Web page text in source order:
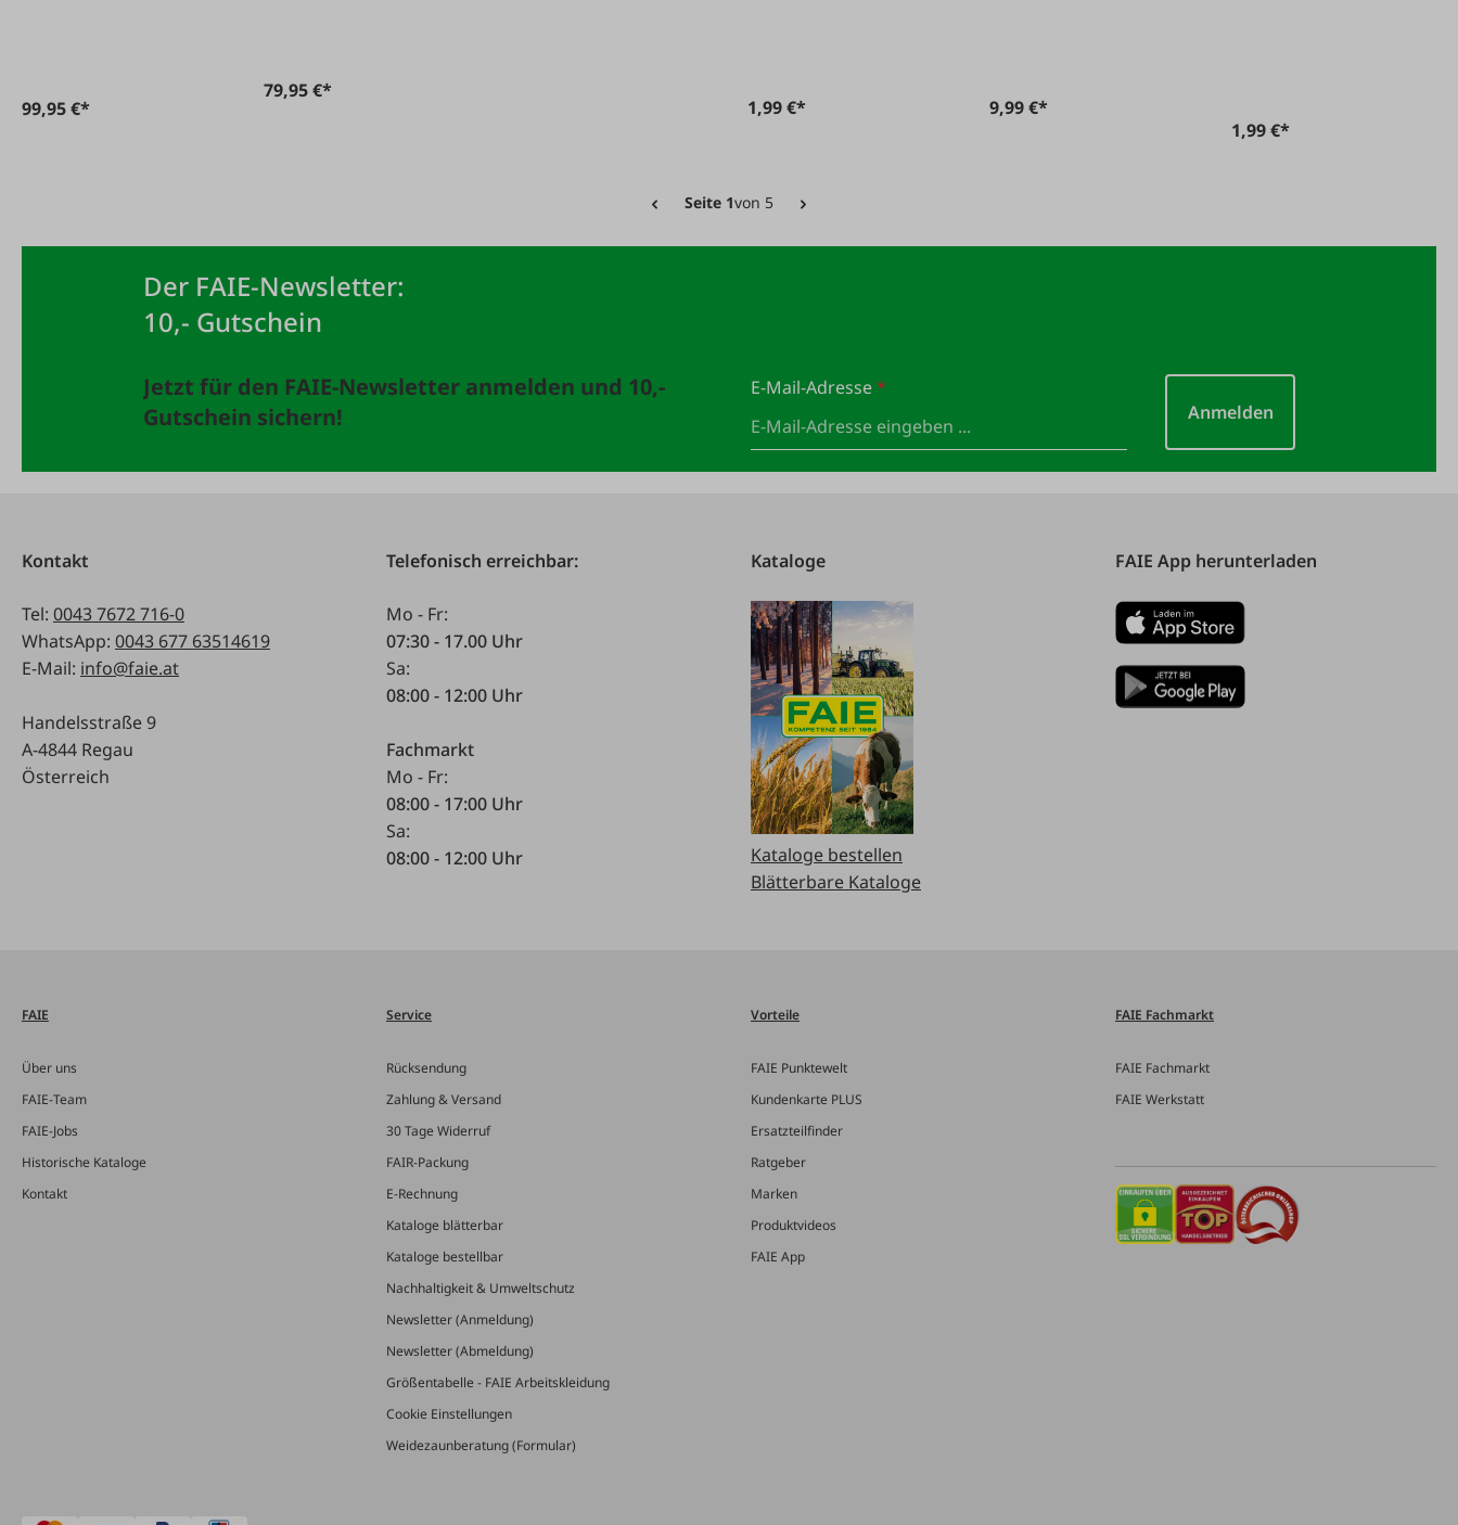
99,95 €*
79,95 €*
1,99 €* 9,99 €*
1,99 €*
Seite 1von 5
Der FAIE-Newsletter:
10,- Gutschein
Jetzt für den FAIE-Newsletter anmelden und 10,-
Gutschein sichern!
E-Mail-Adresse*
Anmelden
Kontakt
Tel: 0043 7672 716-0
WhatsApp: 0043 677 63514619
E-Mail: info@faie.at
Handelsstraße 9
A-4844 Regau
Österreich
Telefonisch erreichbar:
Mo - Fr:
07:30 - 17.00 Uhr
Sa:
08:00 - 12:00 Uhr
Fachmarkt
Mo - Fr:
08:00 - 17:00 Uhr
Sa:
08:00 - 12:00 Uhr
Kataloge
Kataloge bestellen
Blätterbare Kataloge
FAIE App herunterladen
FAIE
Über uns
FAIE-Team
FAIE-Jobs
Historische Kataloge
Kontakt
Service
Rücksendung
Zahlung & Versand
30 Tage Widerruf
FAIR-Packung
E-Rechnung
Kataloge blätterbar
Kataloge bestellbar
Nachhaltigkeit & Umweltschutz
Newsletter (Anmeldung)
Newsletter (Abmeldung)
Größentabelle - FAIE Arbeitskleidung
Cookie Einstellungen
Weidezaunberatung (Formular)
Vorteile
FAIE Punktewelt
Kundenkarte PLUS
Ersatzteilfinder
Ratgeber
Marken
Produktvideos
FAIE App
FAIE Fachmarkt
FAIE Fachmarkt
FAIE Werkstatt